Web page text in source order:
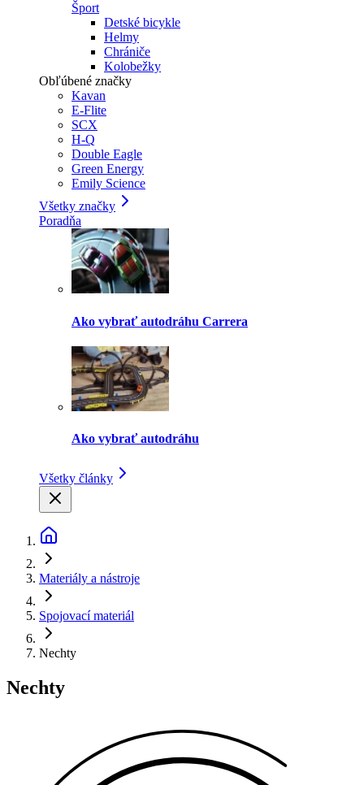
Šport
Detské bicykle
Helmy
Chrániče
Kolobežky
Obľúbené značky
Kavan
E-Flite
SCX
H-Q
Double Eagle
Green Energy
Emily Science
Všetky značky
Poradňa
Ako vybrať autodráhu Carrera
Ako vybrať autodráhu
Všetky články
Materiály a nástroje
Spojovací materiál
Nechty
Nechty